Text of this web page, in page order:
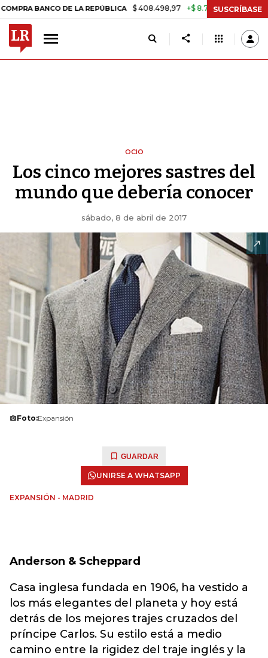
BANCO DE LA REPÚBLICA $ 408.498,97 +$ 8.753,81 +2,19% TASA
SUSCRÍBASE
OCIO
Los cinco mejores sastres del
mundo que debería conocer
sábado, 8 de abril de 2017
Foto:Expansión
GUARDAR
UNIRSE A WHATSAPP
EXPANSIÓN - MADRID
Anderson & Scheppard
Casa inglesa fundada en 1906, ha vestido a
los más elegantes del planeta y hoy está
detrás de los mejores trajes cruzados del
príncipe Carlos. Su estilo está a medio
camino entre la rigidez del traje inglés y la